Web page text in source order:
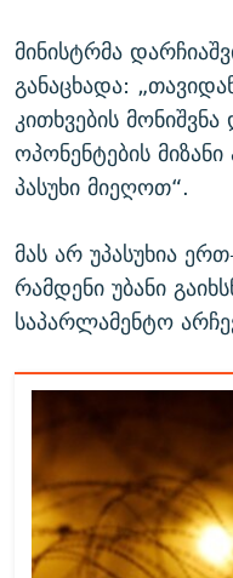
მინისტრმა
განაცხადა:
კითხვების
ოპონენტების
პასუხი მიეღოთ“.
მას არ უპასუხია
რამდენი უბანი
საპარლამენტო